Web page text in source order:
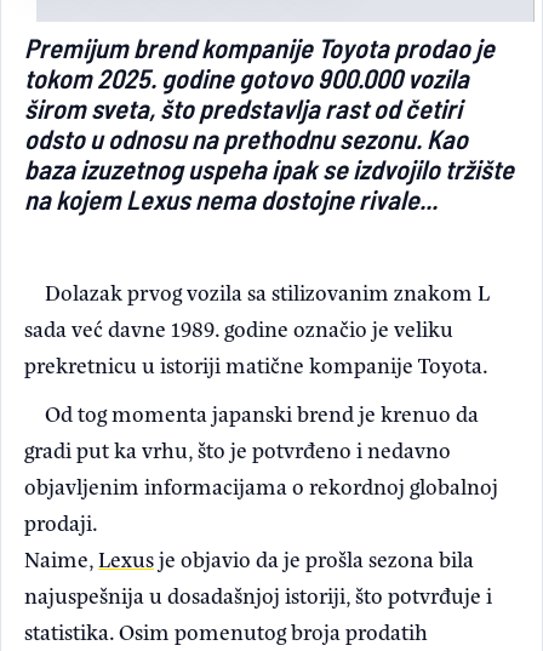
Light/Dark mode
Premijum brend kompanije Toyota prodao je
tokom 2025. godine gotovo 900.000 vozila
širom sveta, što predstavlja rast od četiri
odsto u odnosu na prethodnu sezonu. Kao
baza izuzetnog uspeha ipak se izdvojilo tržište
na kojem Lexus nema dostojne rivale...
Dolazak prvog vozila sa stilizovanim znakom L
sada već davne 1989. godine označio je veliku
prekretnicu u istoriji matične kompanije Toyota.
Od tog momenta japanski brend je krenuo da
gradi put ka vrhu, što je potvrđeno i nedavno
objavljenim informacijama o rekordnoj globalnoj
prodaji.
Naime,Lexusje objavio da je prošla sezona bila
najuspešnija u dosadašnjoj istoriji, što potvrđuje i
statistika. Osim pomenutog broja prodatih